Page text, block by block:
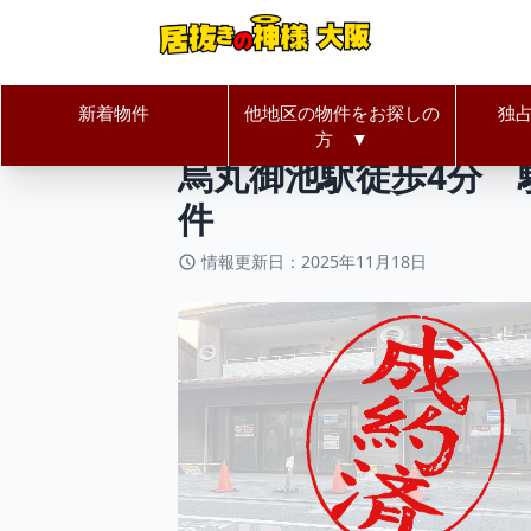
新着物件
他地区の物件をお探しの
方 ▼
独
居抜きの神様Home 京都府 京
烏丸御池駅徒歩4分
件
情報更新日：2025年11月18日